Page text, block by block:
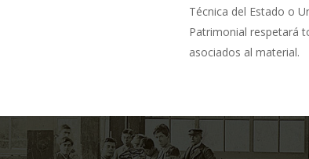
Técnica del Estado o
Patrimonial respetará
asociados al material.